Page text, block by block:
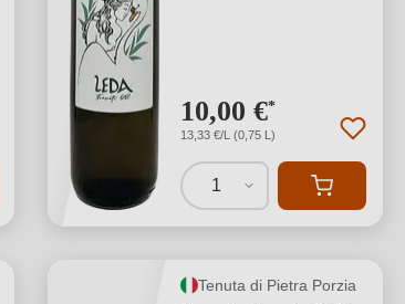
10,00 €*
13,33 €/L (0,75 L)
1
Tenuta di Pietra Porzia